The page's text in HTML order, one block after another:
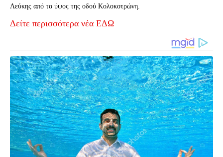
Λεύκης από το ύψος της οδού Κολοκοτρώνη.
Δείτε περισσότερα νέα ΕΔΩ